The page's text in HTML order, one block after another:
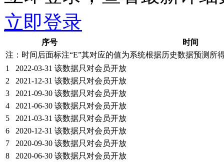
立即登录
序号
时间
注：时间后面标注“E”其对应的值为系统根据历史数据预测所
1
2022-03-31 该数据只对会员开放
2
2021-12-31 该数据只对会员开放
3
2021-09-30 该数据只对会员开放
4
2021-06-30 该数据只对会员开放
5
2021-03-31 该数据只对会员开放
6
2020-12-31 该数据只对会员开放
7
2020-09-30 该数据只对会员开放
8
2020-06-30 该数据只对会员开放